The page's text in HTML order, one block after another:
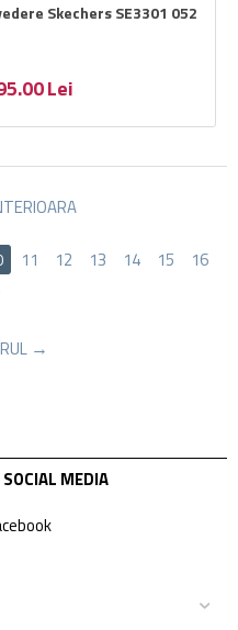
Skechers SE3301 052
Lei
11 12 13 14 15
16
MEDIA